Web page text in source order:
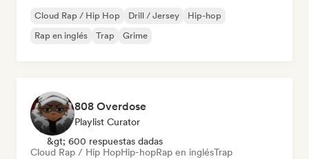
Cloud Rap / Hip Hop Drill / Jersey
Hip-hop
Rap en inglés
Trap Grime
808 Overdose
Playlist Curator
&gt; 600 respuestas dadas
Cloud Rap / Hip HopHip-hopRap en inglésTrap